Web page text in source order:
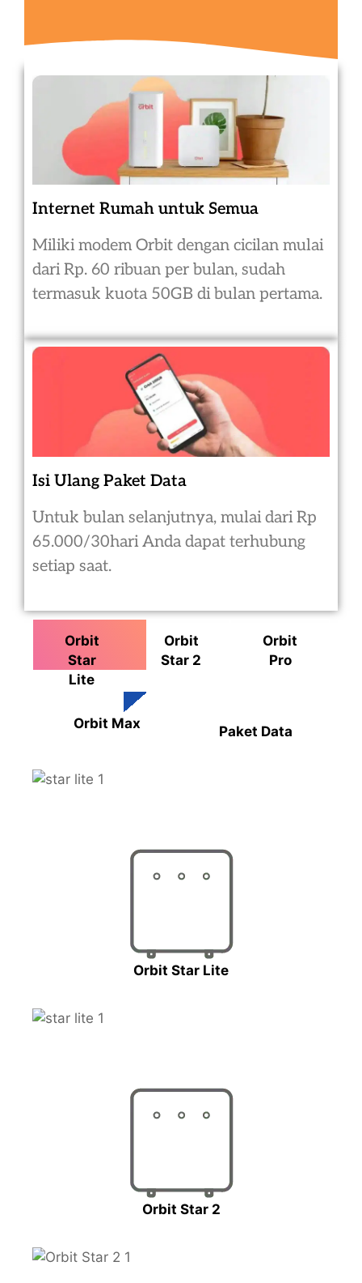
Internet Rumah untuk Semua
Miliki modem Orbit dengan cicilan mulai
dari Rp. 60 ribuan per bulan, sudah
termasuk kuota 50GB di bulan pertama.
Isi Ulang Paket Data
Untuk bulan selanjutnya, mulai dari Rp
65.000/30hari Anda dapat terhubung
setiap saat.
Orbit
Star
Lite
Orbit
Star 2
Orbit
Pro
Orbit Max Paket Data
Orbit Star Lite
Orbit Star 2